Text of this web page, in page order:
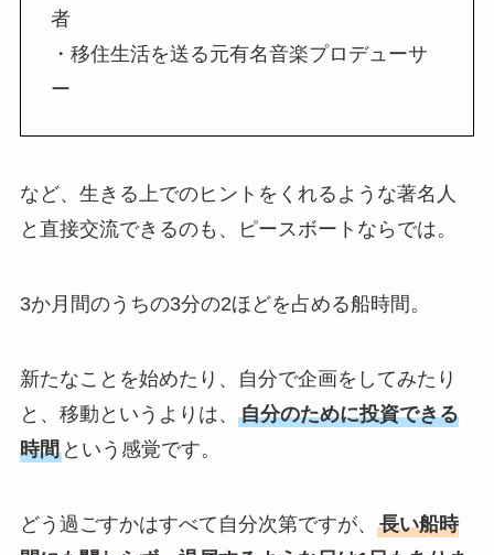
者
・ 移住生活を送る元有名音楽プロデューサ
ー
など、生きる上でのヒントをくれるような著名人
と直接交流できるのも、ピースボートならでは。
3か月間のうちの3分の2ほどを占める船時間。
新たなことを始めたり、自分で企画をしてみたり
と、移動というよりは、 自分のために投資できる
時間という感覚です。
どう過ごすかはすべて自分次第ですが、 長い船時